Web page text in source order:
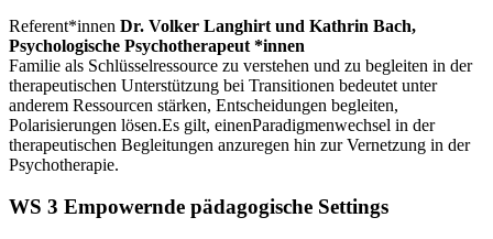
Referent*innen Dr. Volker Langhirt und Kathrin Bach,
Psychologische Psychotherapeut *innen
Familie als Schlüsselressource zu verstehen und zu begleiten in der
therapeutischen Unterstützung bei Transitionen bedeutet unter
anderem Ressourcen stärken, Entscheidungen begleiten,
Polarisierungen lösen.Es gilt, einenParadigmenwechsel in der
therapeutischen Begleitungen anzuregen hin zur Vernetzung in der
Psychotherapie.
WS 3 Empowernde pädagogische Settings